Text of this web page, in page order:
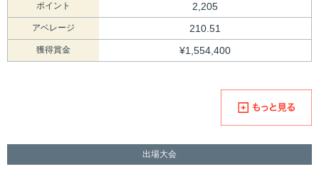
ポイント 2,205
アベレージ 210.51
獲得賞金 ¥1,554,400
出場大会